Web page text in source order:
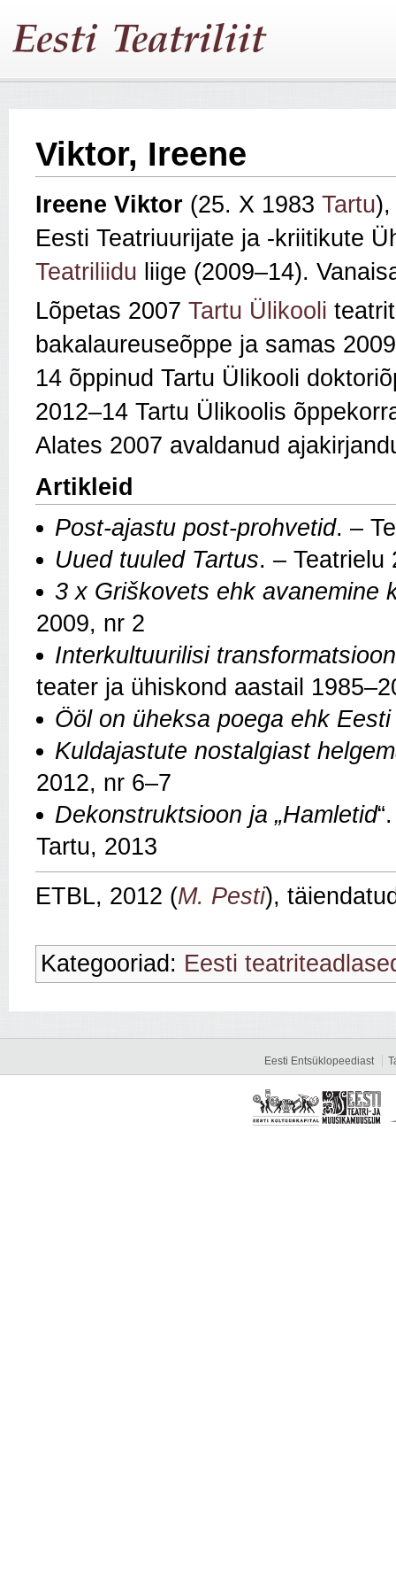
Viktor, Ireene
Ireene Viktor (25. X 1983 Tartu),
Eesti Teatriuurijate ja -kriitikute
Teatriliidu liige (2009–14).
Lõpetas 2007 Tartu Ülikooli
bakalaureuseõppe ja samas
14 õppinud Tartu Ülikooli
2012–14 Tartu Ülikoolis
Alates 2007 avaldanud
Artikleid
Post-ajastu post-prohvetid. –
Uued tuuled Tartus. – Teatrielu
3 x Griškovets ehk avanemine
2009, nr 2
Interkultuurilisi
teater ja ühiskond aastail
Ööl on üheksa poega ehk
Kuldajastute nostalgiast
2012, nr 6–7
Dekonstruktsioon ja „Hamletid
Tartu, 2013
ETBL, 2012 (M. Pesti),
Kategooriad: Eesti
Eesti Entsüklopeediast